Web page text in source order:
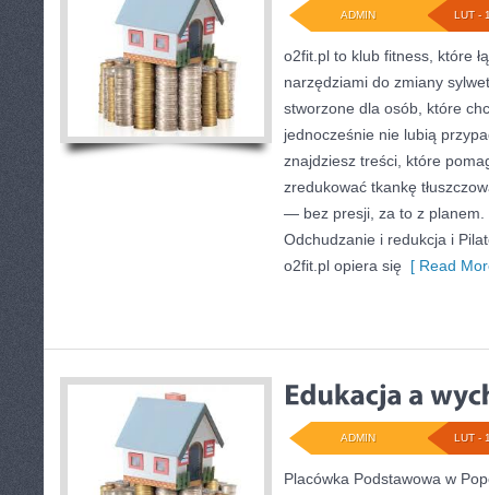
LUT -
ADMIN
o2fit.pl to klub fitness, które
narzędziami do zmiany
stworzone dla osób, które
jednocześnie nie lubią
znajdziesz treści, które
zredukować tkankę
— bez presji, za to z planem.
Odchudzanie i redukcja i
o2fit.pl opiera się [ Read
LUT -
ADMIN
Placówka Podstawowa w